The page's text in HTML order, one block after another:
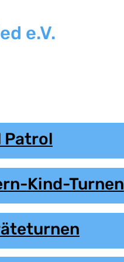
e.V.
Patrol
Kind-Turnen